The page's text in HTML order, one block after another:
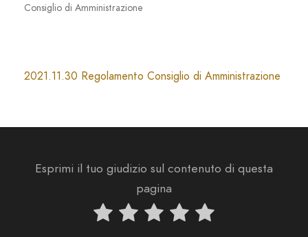
Consiglio di Amministrazione
2021.11.30 Regolamento Consiglio di Amministrazione
Esprimi il tuo giudizio sul contenuto di questa
pagina